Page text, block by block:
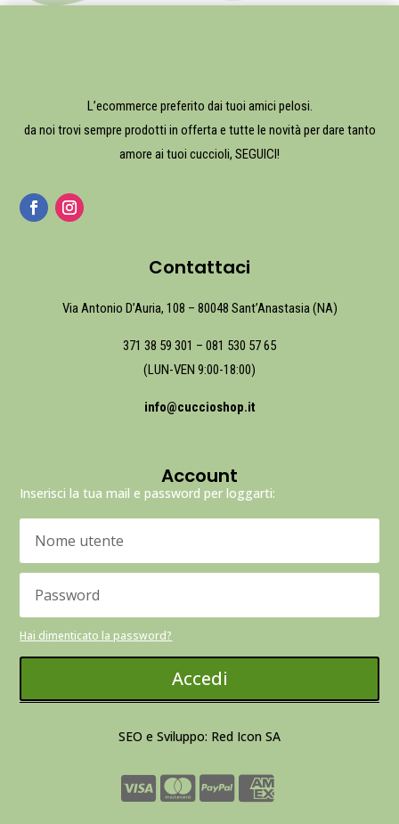
L’ecommerce preferito dai tuoi amici pelosi.
da noi trovi sempre prodotti in offerta e tutte le novità per dare tanto
amore ai tuoi cuccioli, SEGUICI!
Contattaci
Via Antonio D’Auria, 108 – 80048 Sant’Anastasia (NA)
371 38 59 301 – 081 530 57 65
(LUN-VEN 9:00-18:00)
info@cuccioshop.it
Account
Inserisci la tua mail e password per loggarti:
Hai dimenticato la password?
Accedi
SEO e Sviluppo: Red Icon SA